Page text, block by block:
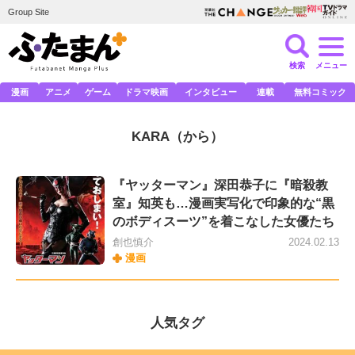
Group Site
検索 メニュー
漫画 アニメ ゲーム ドラマ映画 インタビュー 連載 無料コミック
KARA （から）
『ヤッターマン』深田恭子に『暗殺教
室』知英も…漫画実写化で印象的な“黒
のボディスーツ”を着こなした女優たち
創也慎介
漫画
2024.02.13
人気タグ